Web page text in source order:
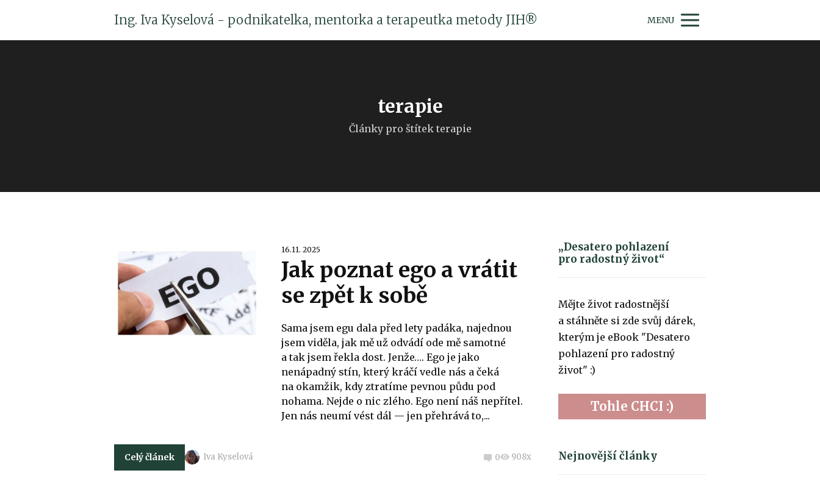
Ing. Iva Kyselová - podnikatelka, mentorka a terapeutka metody JIH® MENU
terapie
Články pro štítek terapie
16.11. 2025
Jak poznat ego a vrátit
se zpět k sobě
Sama jsem egu dala před lety padáka, najednou
jsem viděla, jak mě už odvádí ode mě samotné
a tak jsem řekla dost. Jenže…. Ego je jako
nenápadný stín, který kráčí vedle nás a čeká
na okamžik, kdy ztratíme pevnou půdu pod
nohama. Nejde o nic zlého. Ego není náš nepřítel.
Jen nás neumí vést dál — jen přehrává to,...
Celý článek Iva Kyselová 0 908x
„Desatero pohlazení
pro radostný život“
Mějte život radostnější
a stáhněte si zde svůj dárek,
kterým je eBook "Desatero
pohlazení pro radostný
život" :)
Tohle CHCI :)
Nejnovější články